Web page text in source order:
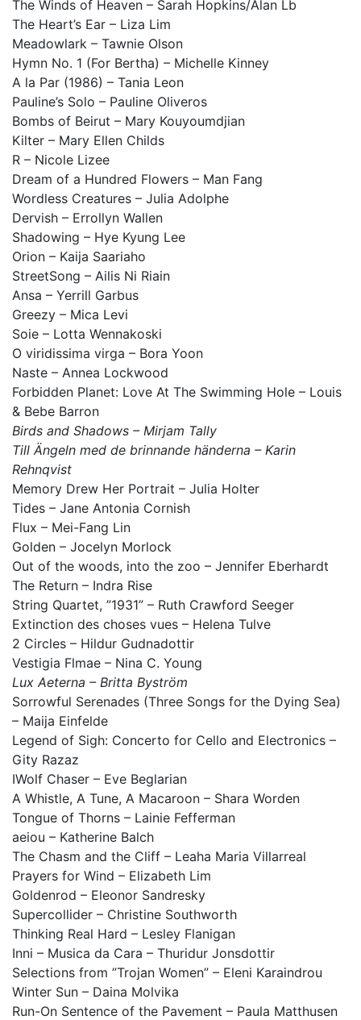
The Winds of Heaven – Sarah Hopkins/Alan Lb
The Heart’s Ear – Liza Lim
Meadowlark – Tawnie Olson
Hymn No. 1 (For Bertha) – Michelle Kinney
A la Par (1986) – Tania Leon
Pauline’s Solo – Pauline Oliveros
Bombs of Beirut – Mary Kouyoumdjian
Kilter – Mary Ellen Childs
R – Nicole Lizee
Dream of a Hundred Flowers – Man Fang
Wordless Creatures – Julia Adolphe
Dervish – Errollyn Wallen
Shadowing – Hye Kyung Lee
Orion – Kaija Saariaho
StreetSong – Ailis Ni Riain
Ansa – Yerrill Garbus
Greezy – Mica Levi
Soie – Lotta Wennakoski
O viridissima virga – Bora Yoon
Naste – Annea Lockwood
Forbidden Planet: Love At The Swimming Hole – Louis
& Bebe Barron
Birds and Shadows – Mirjam Tally
Till Ängeln med de brinnande händerna – Karin
Rehnqvist
Memory Drew Her Portrait – Julia Holter
Tides – Jane Antonia Cornish
Flux – Mei-Fang Lin
Golden – Jocelyn Morlock
Out of the woods, into the zoo – Jennifer Eberhardt
The Return – Indra Rise
String Quartet, ”1931” – Ruth Crawford Seeger
Extinction des choses vues – Helena Tulve
2 Circles – Hildur Gudnadottir
Vestigia Flmae – Nina C. Young
Lux Aeterna – Britta Byström
Sorrowful Serenades (Three Songs for the Dying Sea)
– Maija Einfelde
Legend of Sigh: Concerto for Cello and Electronics –
Gity Razaz
IWolf Chaser – Eve Beglarian
A Whistle, A Tune, A Macaroon – Shara Worden
Tongue of Thorns – Lainie Fefferman
aeiou – Katherine Balch
The Chasm and the Cliff – Leaha Maria Villarreal
Prayers for Wind – Elizabeth Lim
Goldenrod – Eleonor Sandresky
Supercollider – Christine Southworth
Thinking Real Hard – Lesley Flanigan
Inni – Musica da Cara – Thuridur Jonsdottir
Selections from ”Trojan Women” – Eleni Karaindrou
Winter Sun – Daina Molvika
Run-On Sentence of the Pavement – Paula Matthusen